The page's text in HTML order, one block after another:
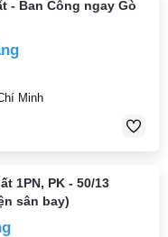
- Ban Công ngay Gò
Minh
1PN, PK - 50/13
sân bay)